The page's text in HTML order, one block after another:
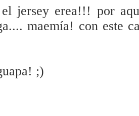
jersey erea!!! por
maemía! con este
;)